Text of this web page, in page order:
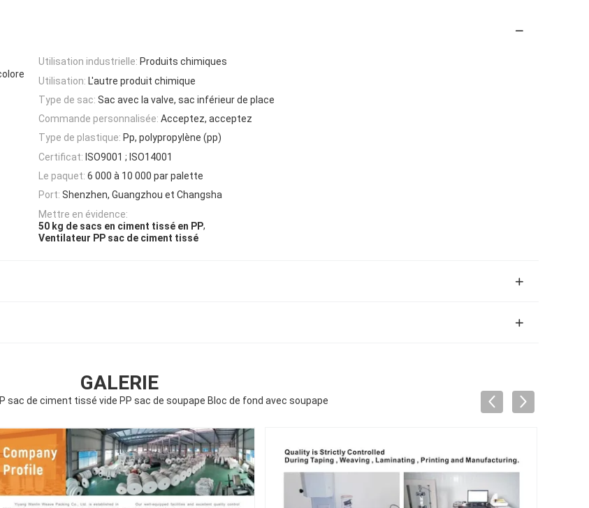
Utilisation industrielle: Produits chimiques
Utilisation: L'autre produit chimique
Type de sac: Sac avec la valve, sac inférieur de place
Commande personnalisée: Acceptez, acceptez
Type de plastique: Pp, polypropylène (pp)
Certificat: ISO9001 ; ISO14001
Le paquet: 6 000 à 10 000 par palette
Port: Shenzhen, Guangzhou et Changsha
Mettre en évidence:
50 kg de sacs en ciment tissé en PP,
Ventilateur PP sac de ciment tissé
GALERIE
sac de ciment tissé vide PP sac de soupape Bloc de fond avec soupape